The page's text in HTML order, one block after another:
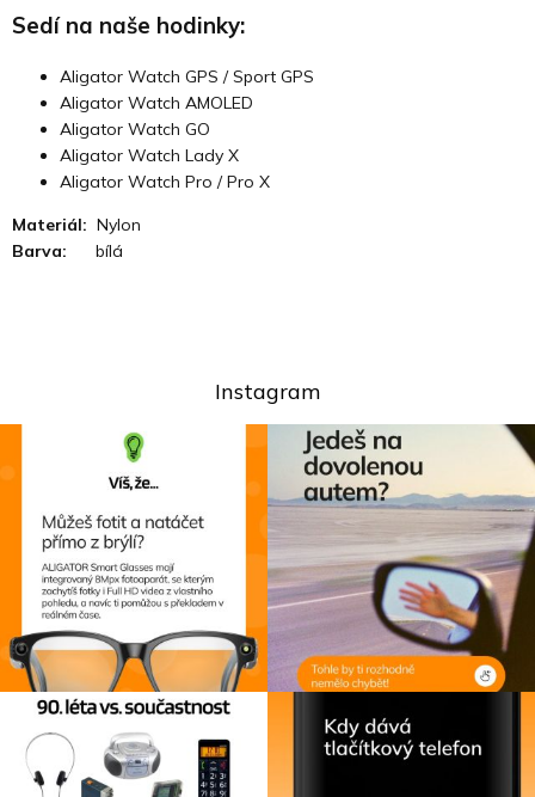
Sedí na naše hodinky:
Aligator Watch GPS / Sport GPS
Aligator Watch AMOLED
Aligator Watch GO
Aligator Watch Lady X
Aligator Watch Pro / Pro X
Materiál: Nylon
Barva: bílá
Instagram